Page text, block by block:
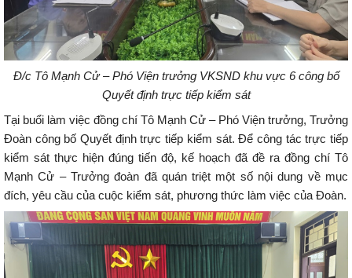
Đ/c Tô Mạnh Cử – Phó Viện trưởng VKSND khu vực 6 công bố
Quyết định trực tiếp kiểm sát
Tại buổi làm việc đồng chí Tô Mạnh Cử – Phó Viện trưởng, Trưởng
Đoàn công bố Quyết định trực tiếp kiểm sát. Để công tác trực tiếp
kiểm sát thực hiện đúng tiến độ, kế hoạch đã đề ra đồng chí Tô
Mạnh Cử – Trưởng đoàn đã quán triệt một số nội dung về mục
đích, yêu cầu của cuộc kiểm sát, phương thức làm việc của Đoàn.